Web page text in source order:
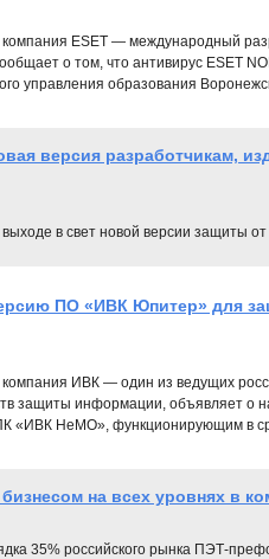
компания ESET — международный
о том, что антивирус ESET
управления образования
версия разработчикам,
в свет новой версии защиты
ПО «ИВК Юпитер» для
компания ИВК — один из ведущих
защиты информации, объявляет о
«ИВК НеМО», функционирующим в
на всех уровнях в
35% российского рынка ПЭТ-